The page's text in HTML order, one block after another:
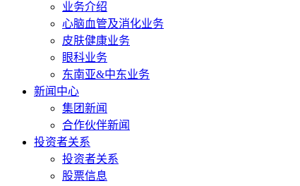
业务介绍
心脑血管及消化业务
皮肤健康业务
眼科业务
东南亚&中东业务
新闻中心
集团新闻
合作伙伴新闻
投资者关系
投资者关系
股票信息